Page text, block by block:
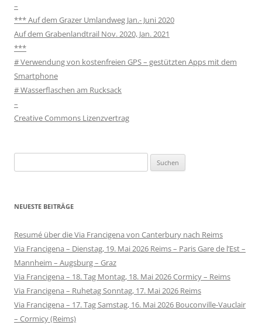
–
*** Auf dem Grazer Umlandweg Jan.- Juni 2020
Auf dem Grabenlandtrail Nov. 2020, Jan. 2021
***
# Verwendung von kostenfreien GPS – gestützten Apps mit dem
Smartphone
# Wasserflaschen am Rucksack
–
Creative Commons Lizenzvertrag
nach:
NEUESTE BEITRÄGE
Resumé über die Via Francigena von Canterbury nach Reims
Via Francigena – Dienstag, 19. Mai 2026 Reims – Paris Gare de l’Est –
Mannheim – Augsburg – Graz
Via Francigena – 18. Tag Montag, 18. Mai 2026 Cormicy – Reims
Via Francigena – Ruhetag Sonntag, 17. Mai 2026 Reims
Via Francigena – 17. Tag Samstag, 16. Mai 2026 Bouconville-Vauclair
– Cormicy (Reims)